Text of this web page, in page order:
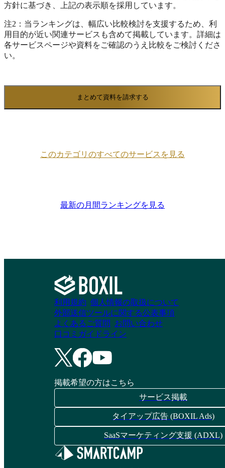
方針に基づき、上記の表示順を採用しています。
注2：当ランキングは、幅広い比較検討を支援するため、利
用目的が近い関連サービスも含めて掲載しています。詳細は
各サービスページや資料をご確認のうえ比較をご検討くださ
い。
まとめて資料を請求する
このカテゴリのすべてのサービスを見る
最新の月間ランキングを見る
利用規約 個人情報の取扱について
外部送信ツールに関する公表事項
よくあるご質問
お問い合わせ
口コミガイドライン
掲載希望の方はこちら
サービス掲載
タイアップ広告 (BOXIL Ads)
SaaSマーケティング支援 (ADXL)